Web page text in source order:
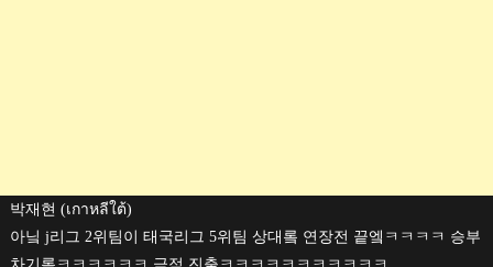
박재현 (เกาหลีใต้)
아닠 j리그 2위팀이 태국리그 5위팀 상대롴 연장전 끝엨ㅋㅋㅋㅋ 승부